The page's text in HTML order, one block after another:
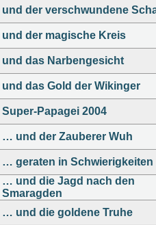
und der verschwundene
und der magische Kreis
und das Narbengesicht
und das Gold der Wikinger
Super-Papagei 2004
… und der Zauberer Wuh
… geraten in Schwierigkeiten
… und die Jagd nach den
Smaragden
… und die goldene Truhe